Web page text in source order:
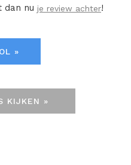
dan nu je review achter!
»
KIJKEN »